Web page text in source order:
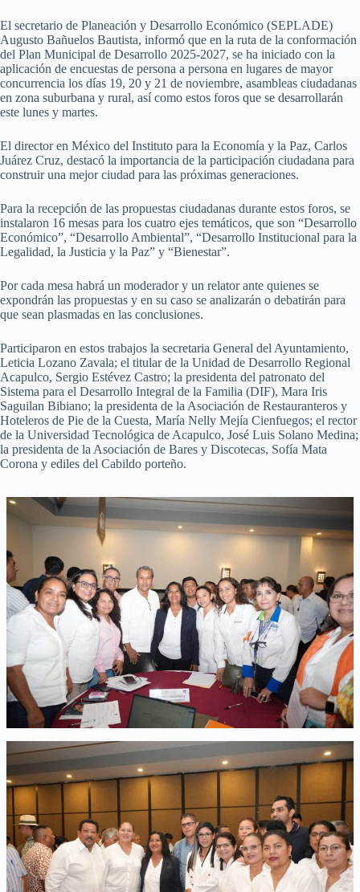
El secretario de Planeación y Desarrollo Económico (SEPLADE)
Augusto Bañuelos Bautista, informó que en la ruta de la conformación
del Plan Municipal de Desarrollo 2025-2027, se ha iniciado con la
aplicación de encuestas de persona a persona en lugares de mayor
concurrencia los días 19, 20 y 21 de noviembre, asambleas ciudadanas
en zona suburbana y rural, así como estos foros que se desarrollarán
este lunes y martes.
El director en México del Instituto para la Economía y la Paz, Carlos
Juárez Cruz, destacó la importancia de la participación ciudadana para
construir una mejor ciudad para las próximas generaciones.
Para la recepción de las propuestas ciudadanas durante estos foros, se
instalaron 16 mesas para los cuatro ejes temáticos, que son “Desarrollo
Económico”, “Desarrollo Ambiental”, “Desarrollo Institucional para la
Legalidad, la Justicia y la Paz” y “Bienestar”.
Por cada mesa habrá un moderador y un relator ante quienes se
expondrán las propuestas y en su caso se analizarán o debatirán para
que sean plasmadas en las conclusiones.
Participaron en estos trabajos la secretaria General del Ayuntamiento,
Leticia Lozano Zavala; el titular de la Unidad de Desarrollo Regional
Acapulco, Sergio Estévez Castro; la presidenta del patronato del
Sistema para el Desarrollo Integral de la Familia (DIF), Mara Iris
Saguilan Bibiano; la presidenta de la Asociación de Restauranteros y
Hoteleros de Pie de la Cuesta, María Nelly Mejía Cienfuegos; el rector
de la Universidad Tecnológica de Acapulco, José Luis Solano Medina;
la presidenta de la Asociación de Bares y Discotecas, Sofía Mata
Corona y ediles del Cabildo porteño.